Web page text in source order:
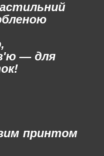
— для
принтом